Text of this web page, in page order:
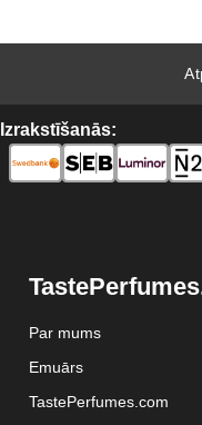
Izrakstīšanās:
Par mums
Emuārs
TastePerfumes.com